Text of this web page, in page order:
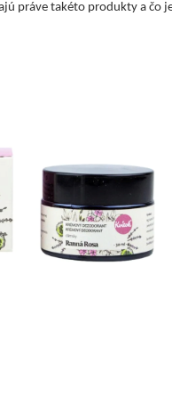
práve takéto produkty a čo